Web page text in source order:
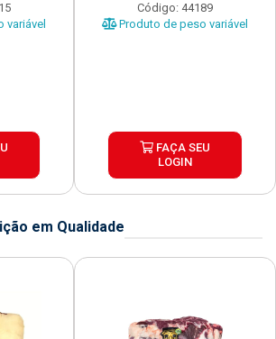
variável
Código: 44189
Produto de peso variável
FAÇA SEU
LOGIN
em Qualidade